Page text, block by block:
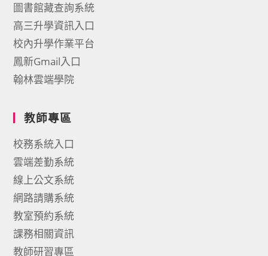
圖書館藏查詢系統
高三升學資訊入口
校內升學作業平台
鳳新Gmail入口
翰林雲端學院
教師專區
校務系統入口
雲端差勤系統
線上公文系統
網路請購系統
教室預約系統
課務相關資訊
教師研習專區